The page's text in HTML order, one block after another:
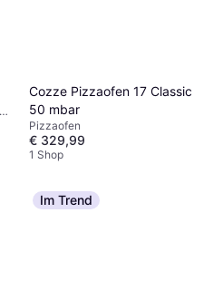
Cozze Pizzaofen 17 Classic
50 mbar
Pizzaofen
€ 329,99
1 Shop
Im Trend